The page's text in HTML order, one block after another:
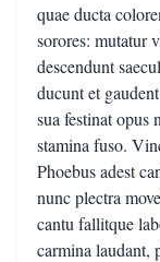
quae ducta
sorores: mutatur
descendunt
ducunt et
sua festinat opus
stamina fuso.
Phoebus adest
nunc plectra
cantu fallitque
carmina laudant,